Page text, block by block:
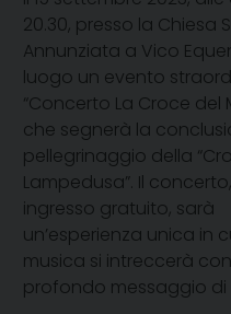
20.30, presso la Chiesa
Annunziata a Vico
luogo un evento
“Concerto La Croce del
che segnerà la
pellegrinaggio della
Lampedusa”. Il
ingresso gratuito, sarà
un’esperienza unica in
musica si intreccerà
profondo messaggio di